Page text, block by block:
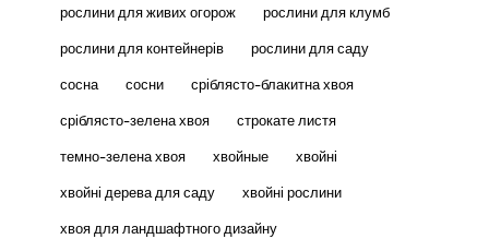
рослини для живих огорож
рослини для клумб
рослини для контейнерів
рослини для саду
сосна
сосни
сріблясто-блакитна хвоя
сріблясто-зелена хвоя
строкате листя
темно-зелена хвоя
хвойные
хвойні
хвойні дерева для саду
хвойні рослини
хвоя для ландшафтного дизайну